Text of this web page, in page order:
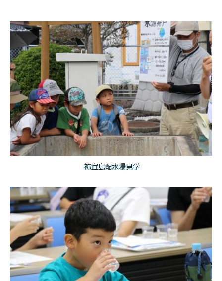
祢宜島配水場見学